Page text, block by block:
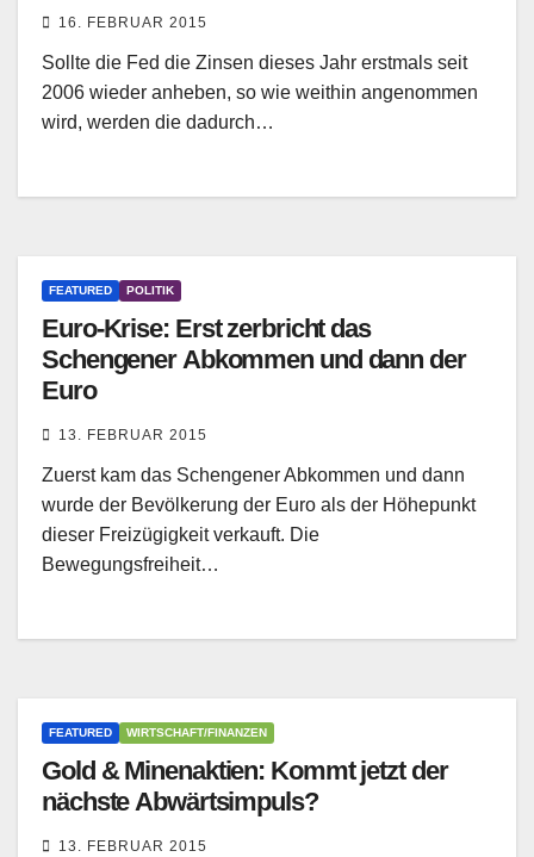
16. FEBRUAR 2015
Sollte die Fed die Zinsen dieses Jahr erstmals seit
2006 wieder anheben, so wie weithin angenommen
wird, werden die dadurch…
FEATURED POLITIK
Euro-Krise: Erst zerbricht das
Schengener Abkommen und dann der
Euro
13. FEBRUAR 2015
Zuerst kam das Schengener Abkommen und dann
wurde der Bevölkerung der Euro als der Höhepunkt
dieser Freizügigkeit verkauft. Die
Bewegungsfreiheit…
FEATURED WIRTSCHAFT/FINANZEN
Gold & Minenaktien: Kommt jetzt der
nächste Abwärtsimpuls?
13. FEBRUAR 2015